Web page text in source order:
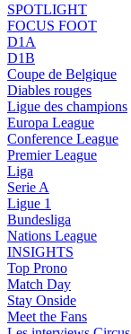
SPOTLIGHT
FOCUS FOOT
D1A
D1B
Coupe de Belgique
Diables rouges
Ligue des champions
Europa League
Conference League
Premier League
Liga
Serie A
Ligue 1
Bundesliga
Nations League
INSIGHTS
Top Prono
Match Day
Stay Onside
Meet the Fans